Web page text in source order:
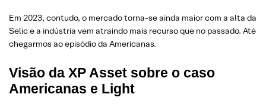
Em 2023, contudo, o mercado torna-se ainda maior com a alta da
Selic e a indústria vem atraindo mais recurso que no passado. Até
chegarmos ao episódio da Americanas.
Visão da XP Asset sobre o caso
Americanas e Light